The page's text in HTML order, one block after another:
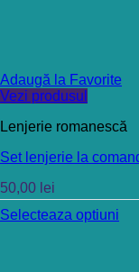
Adaugă la Favorite
Vezi produsul
Lenjerie romanescă
Set lenjerie la
50,00 lei
Selecteaza optiuni